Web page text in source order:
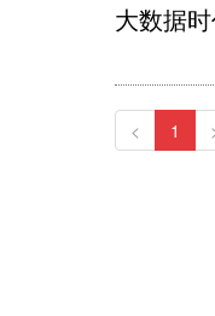
大数据
< 1